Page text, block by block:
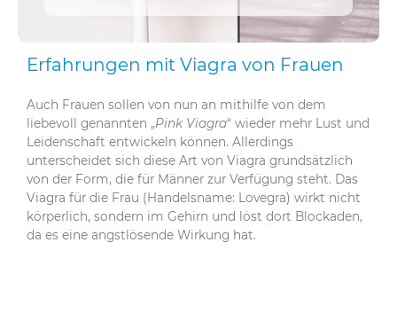
Erfahrungen mit Viagra von Frauen
Auch Frauen sollen von nun an mithilfe von dem
liebevoll genannten „Pink Viagra“ wieder mehr Lust und
Leidenschaft entwickeln können. Allerdings
unterscheidet sich diese Art von Viagra grundsätzlich
von der Form, die für Männer zur Verfügung steht. Das
Viagra für die Frau (Handelsname: Lovegra) wirkt nicht
körperlich, sondern im Gehirn und löst dort Blockaden,
da es eine angstlösende Wirkung hat.